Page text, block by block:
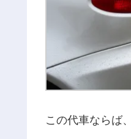
この代車ならば